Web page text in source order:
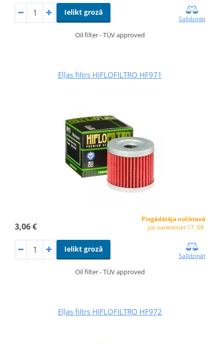
Ielikt grozā
Salīdzināt
Oil filter - TÜV approved
Eļļas filtrs HIFLOFILTRO HF971
3,06 €
Piegādātāja noliktavā
jūs saņemsiet 17. 08.
Ielikt grozā
Salīdzināt
Oil filter - TÜV approved
Eļļas filtrs HIFLOFILTRO HF972